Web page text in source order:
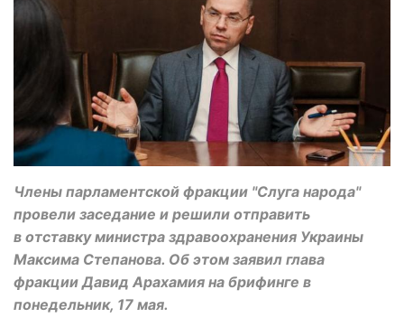
Члены парламентской фракции "Слуга народа"
провели заседание и решили отправить
в отставку министра здравоохранения Украины
Максима Степанова. Об этом заявил глава
фракции Давид Арахамия на брифинге в
понедельник, 17 мая.